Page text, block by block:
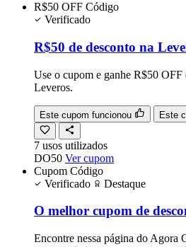
R$50 OFF Código
Verificado
R$50 de desconto na
Use o cupom e ganhe R$50 OFF
Leveros.
Este cupom funcionou Este
7 usos utilizados
DO50 Ver cupom
Cupom Código
Verificado
Destaque
O melhor cupom de
Encontre nessa página do Agora